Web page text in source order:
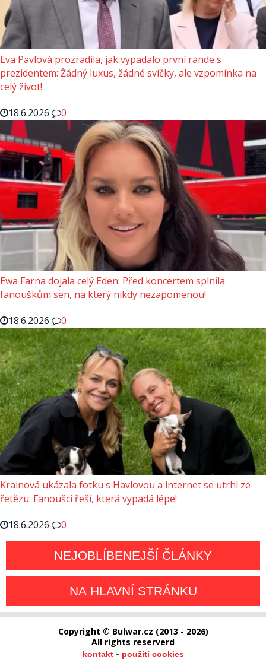
Eva Pavlová prozradila, jak vypadalo první rande s
prezidentem: Žádný luxus, žádné svíčky, ale vzpomínka na
celý život!
18.6.2026
0
Ewa Farna dojala celý Eden: Před koncertem splnila
fanouškům sen, na který nikdy nezapomenou!
18.6.2026
0
Krainová ukázala fotku s Havlovou a internet se utrhl ze
řetězu: Fanoušci řeší, která vypadá lépe!
18.6.2026
0
NEJOBLÍBENEJŠÍ ČLÁNKY
NA HLAVNÍ STRÁNKU
Copyright © Bulwar.cz (2013 - 2026)
All rights reserverd
kontakt- použití cookies